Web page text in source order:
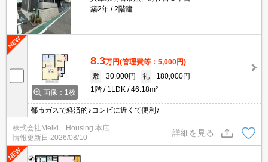
築2年
2階建
画像：1枚
8.3万円(管理費等：5,000円)
敷
30,000円 礼
180,000円
1階
1LDK 46.18m²
都市ガスで経済的♪コンビに近くて便利♪
株式会社Meiki Housing 本店
情報更新日 2026/08/10
詳細を見る